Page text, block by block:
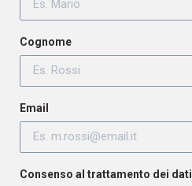
Cognome
Email
Consenso al trattamento dei dati